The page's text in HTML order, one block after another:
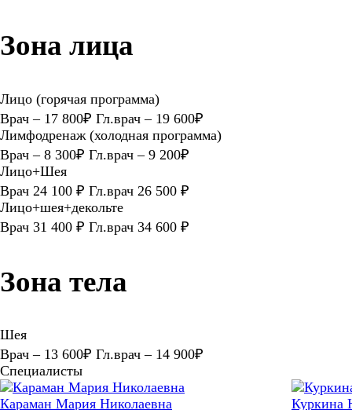
Зона лица
Лицо (горячая программа)
Врач – 17 800₽ Гл.врач – 19 600₽
Лимфодренаж (холодная программа)
Врач – 8 300₽ Гл.врач – 9 200₽
Лицо+Шея
Врач 24 100 ₽ Гл.врач 26 500 ₽
Лицо+шея+декольте
Врач 31 400 ₽ Гл.врач 34 600 ₽
Зона тела
Шея
Врач – 13 600₽ Гл.врач – 14 900₽
Специалисты
Караман Мария Николаевна Куркина